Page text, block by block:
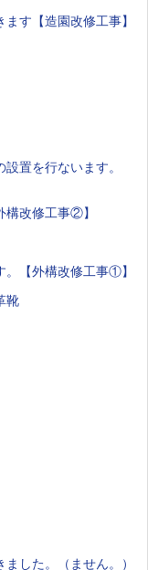
す【造園改修工事】
置を行ないます。
構改修工事②】
。【外構改修工事①】
靴
した。（ません。）